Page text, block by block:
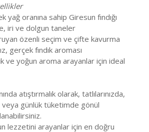
yağ oranına sahip Giresun fındığı
iri ve dolgun taneler
özenli seçim ve çifte kavurma
gerçek fındık aroması
ve yoğun aroma arayanlar için ideal
atıştırmalık olarak, tatlılarınızda,
veya günlük tüketimde gönül
lezzetini arayanlar için en doğru